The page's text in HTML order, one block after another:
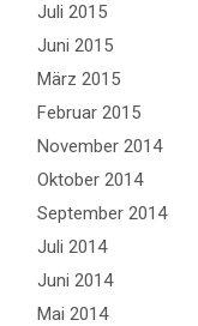
Juli 2015
Juni 2015
März 2015
Februar 2015
November 2014
Oktober 2014
September 2014
Juli 2014
Juni 2014
Mai 2014